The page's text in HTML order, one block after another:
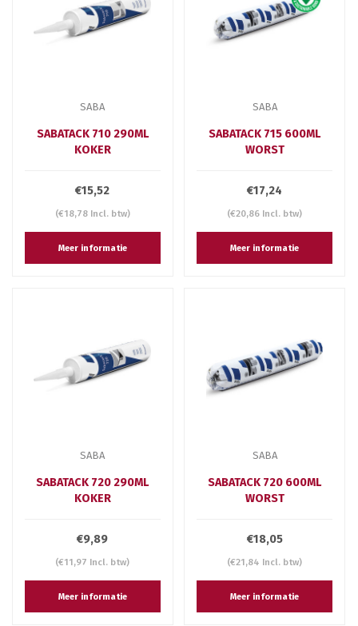
SABA
SABATACK 710 290ML
KOKER
€15,52
(€18,78 Incl. btw)
Meer informatie
SABA
SABATACK 715 600ML
WORST
€17,24
(€20,86 Incl. btw)
Meer informatie
SABA
SABATACK 720 290ML
KOKER
€9,89
(€11,97 Incl. btw)
Meer informatie
SABA
SABATACK 720 600ML
WORST
€18,05
(€21,84 Incl. btw)
Meer informatie